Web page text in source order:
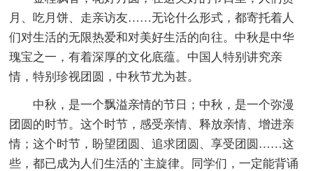
月、吃月饼、走亲访友……无论什么形式，都寄托着人
们对生活的无限热爱和对美好生活的向往。中秋是中华
瑰宝之一，有着深厚的文化底蕴。中国人特别讲究亲
情，特别珍视团圆，中秋节尤为甚。
中秋，是一个飘溢亲情的节日；中秋，是一个弥漫
团圆的时节。这个时节，感受亲情、释放亲情、增进亲
情；这个时节，盼望团圆、追求团圆、享受团圆……这
些，都已成为人们生活的`主旋律。同学们，一定能背诵